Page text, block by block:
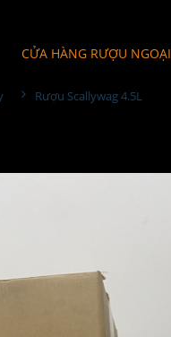
CỬA HÀNG RƯỢU NGOẠI
Rượu Scallywag 4.5L